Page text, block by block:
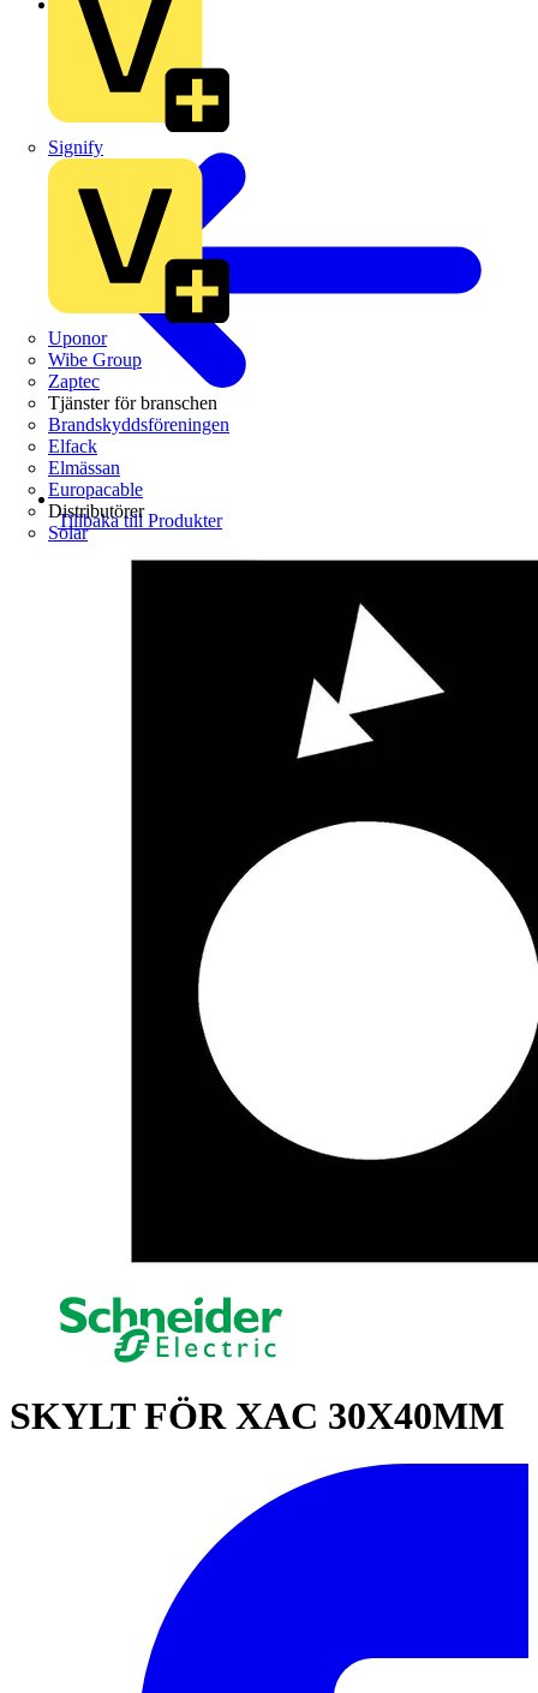
Signify
Uponor
Wibe Group
Zaptec
Tjänster för branschen
Brandskyddsföreningen
Elfack
Elmässan
Europacable
Distributörer
Solar
Tillbaka till Produkter
SKYLT FÖR XAC 30X40MM